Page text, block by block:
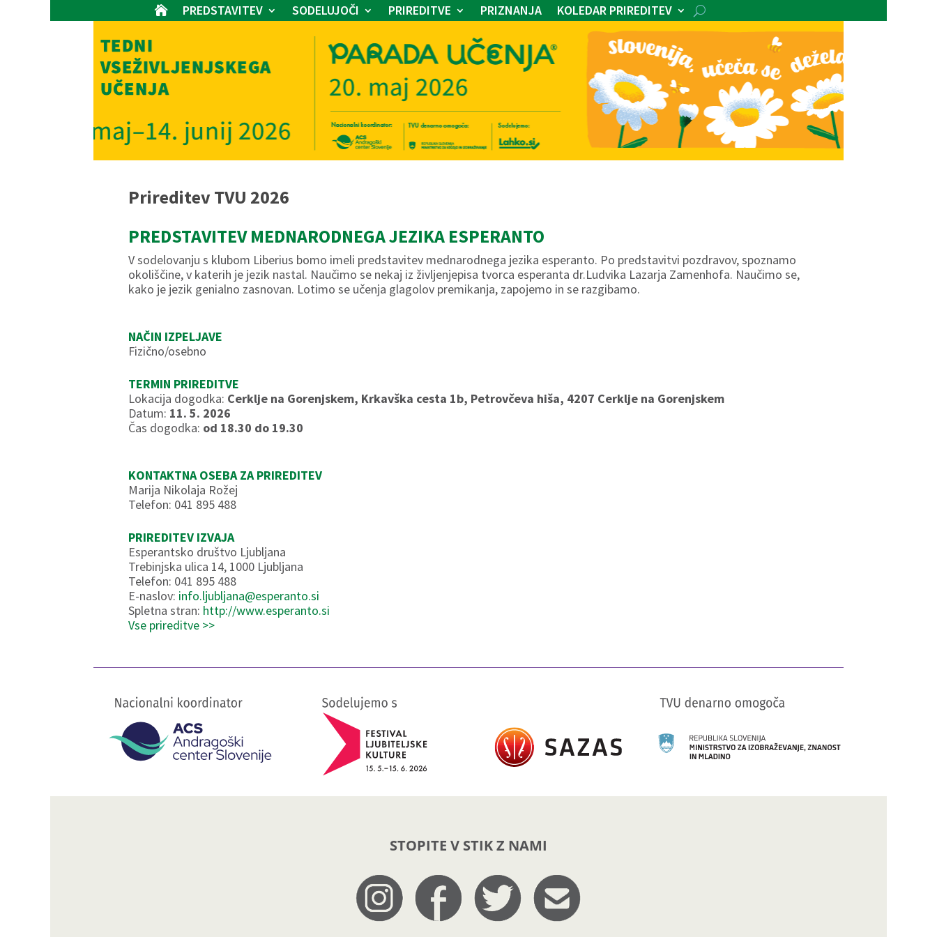
 PREDSTAVITEV SODELUJOČI PRIREDITVE PRIZNANJA KOLEDAR PRIREDITEV
Prireditev TVU 2026
PREDSTAVITEV MEDNARODNEGA JEZIKA ESPERANTO
V sodelovanju s klubom Liberius bomo imeli predstavitev mednarodnega jezika esperanto. Po predstavitvi pozdravov, spoznamo
okoliščine, v katerih je jezik nastal. Naučimo se nekaj iz življenjepisa tvorca esperanta dr.Ludvika Lazarja Zamenhofa. Naučimo se,
kako je jezik genialno zasnovan. Lotimo se učenja glagolov premikanja, zapojemo in se razgibamo.
NAČIN IZPELJAVE
Fizično/osebno
TERMIN PRIREDITVE
Lokacija dogodka: Cerklje na Gorenjskem, Krkavška cesta 1b, Petrovčeva hiša, 4207 Cerklje na Gorenjskem
Datum: 11. 5. 2026
Čas dogodka: od 18.30 do 19.30
KONTAKTNA OSEBA ZA PRIREDITEV
Marija Nikolaja Rožej
Telefon: 041 895 488
PRIREDITEV IZVAJA
Esperantsko društvo Ljubljana
Trebinjska ulica 14, 1000 Ljubljana
Telefon: 041 895 488
E-naslov: info.ljubljana@esperanto.si
Spletna stran: http://www.esperanto.si
Vse prireditve >>
STOPITE V STIK Z NAMI